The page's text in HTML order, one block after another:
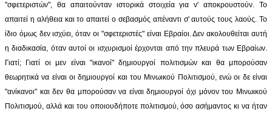
"σφετεριστών", θα απαιτούνταν ιστορικά στοιχεία για ν' αποκρουστούν. Το
απαιτεί η αλήθεια και το απαιτεί ο σεβασμός απέναντι σ' αυτούς τους λαούς. Το
ίδιο όμως δεν ισχύει, όταν οι "σφετεριστές" είναι Εβραίοι. Δεν ακολουθείται αυτή
η διαδικασία, όταν αυτοί οι ισχυρισμοί έρχονται από την πλευρά των Εβραίων.
Γιατί; Γιατί οι μεν είναι "ικανοί" δημιουργοί πολιτισμών και θα μπορούσαν
θεωρητικά να είναι οι δημιουργοί και του Μινωικού Πολιτισμού, ενώ οι δε είναι
"ανίκανοι" και δεν θα μπορούσαν να είναι δημιουργοί όχι μόνον του Μινωικού
Πολιτισμού, αλλά και του οποιουδήποτε πολιτισμού, όσο ασήμαντος κι να ήταν